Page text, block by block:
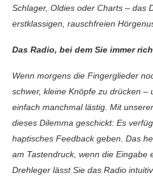
Schlager, Oldies oder Charts – das
erstklassigen, rauschfreien
Das Radio, bei dem Sie immer
Wenn morgens die Fingerglieder
schwer, kleine Knöpfe zu drücken –
einfach manchmal lästig. Mit
dieses Dilemma geschickt: Es
haptisches Feedback geben. Das
am Tastendruck, wenn die Eingabe
Drehleger lässt Sie das Radio